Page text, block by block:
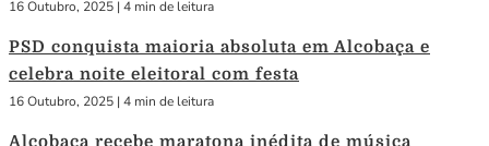
16 Outubro, 2025 | 4 min de leitura
PSD conquista maioria absoluta em Alcobaça e
celebra noite eleitoral com festa
16 Outubro, 2025 | 4 min de leitura
Alcobaça recebe maratona inédita de música